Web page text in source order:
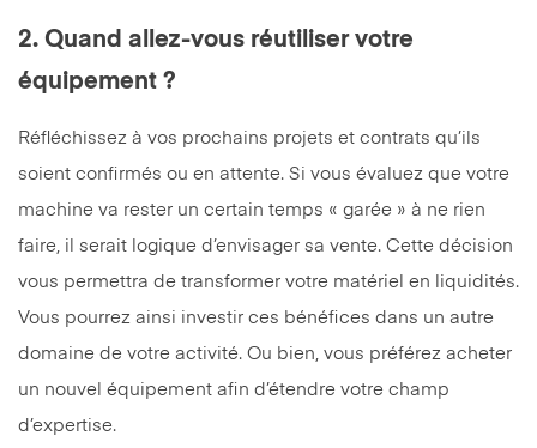
2. Quand allez-vous réutiliser votre
équipement ?
Réfléchissez à vos prochains projets et contrats qu’ils
soient confirmés ou en attente. Si vous évaluez que votre
machine va rester un certain temps « garée » à ne rien
faire, il serait logique d’envisager sa vente. Cette décision
vous permettra de transformer votre matériel en liquidités.
Vous pourrez ainsi investir ces bénéfices dans un autre
domaine de votre activité. Ou bien, vous préférez acheter
un nouvel équipement afin d’étendre votre champ
d’expertise.